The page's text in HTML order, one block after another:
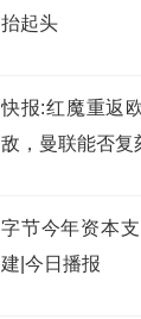
抬起头
快报:红魔重返
敌，曼联能否复
字节今年资本
建|今日播报